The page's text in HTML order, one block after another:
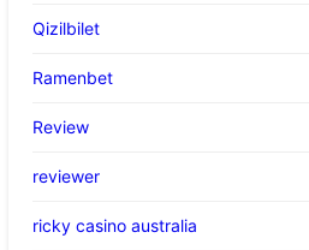
Qizilbilet
Ramenbet
Review
reviewer
ricky casino australia